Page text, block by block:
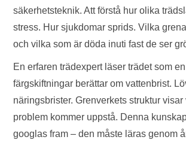
säkerhetsteknik. Att förstå hur olika
stress. Hur sjukdomar sprids. Vilka
och vilka som är döda inuti fast de ser
En erfaren trädexpert läser trädet som
färgskiftningar berättar om vattenbrist.
näringsbrister. Grenverkets struktur visar
problem kommer uppstå. Denna
googlas fram – den måste läras genom